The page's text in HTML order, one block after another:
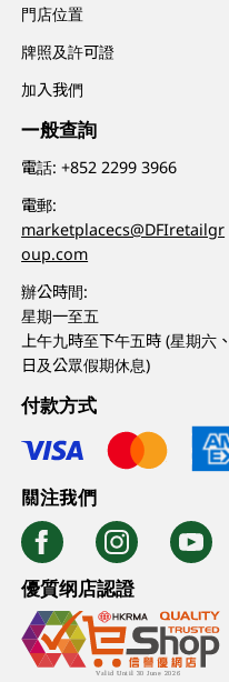
門店位置
牌照及許可證
加入我們
一般查詢
電話:+852 2299 3966
電郵:
marketplacecs@DFIretailgr
oup.com
辦公時間:
星期一至五
上午九時至下午五時 (星期六、
日及公眾假期休息)
付款方式
關注我們
優質纲店認證